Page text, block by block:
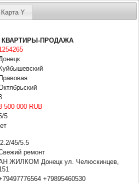
Карта Y
КВАРТИРЫ-ПРОДАЖА
500 000 RUB
5
45/5.5
ремонт
ЖИЛКОМ Донецк ул. Челюскинцев,
+79895460530